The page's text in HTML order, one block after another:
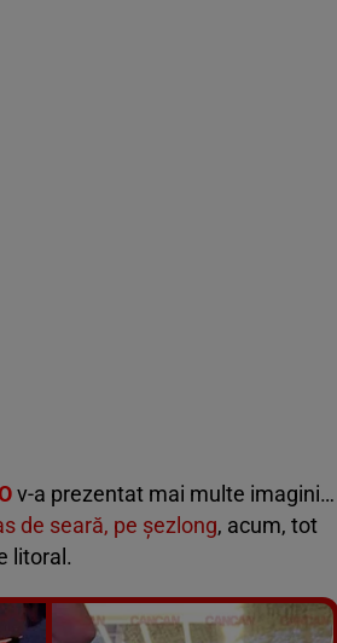
v-a prezentat mai multe imagini…
de seară, pe şezlong, acum, tot
litoral.